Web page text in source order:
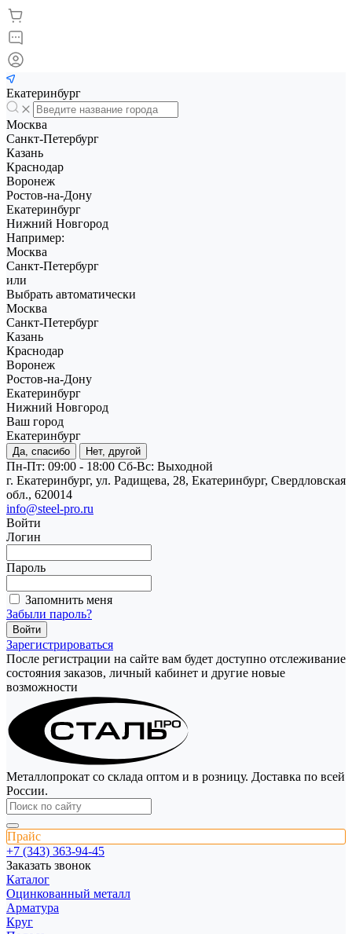
Екатеринбург
Москва
Санкт-Петербург
Казань
Краснодар
Воронеж
Ростов-на-Дону
Екатеринбург
Нижний Новгород
Например:
Москва
Санкт-Петербург
или
Выбрать автоматически
Москва
Санкт-Петербург
Казань
Краснодар
Воронеж
Ростов-на-Дону
Екатеринбург
Нижний Новгород
Ваш город
Екатеринбург
Да, спасибо Нет, другой
Пн-Пт: 09:00 - 18:00 Cб-Вс: Выходной
г. Екатеринбург, ул. Радищева, 28, Екатеринбург, Свердловская
обл., 620014
info@steel-pro.ru
Войти
Логин
Пароль
Запомнить меня
Забыли пароль?
Зарегистрироваться
После регистрации на сайте вам будет доступно отслеживание
состояния заказов, личный кабинет и другие новые
возможности
Металлопрокат со склада оптом и в розницу. Доставка по всей
России.
Прайс
+7 (343) 363-94-45
Заказать звонок
Каталог
Оцинкованный металл
Арматура
Круг